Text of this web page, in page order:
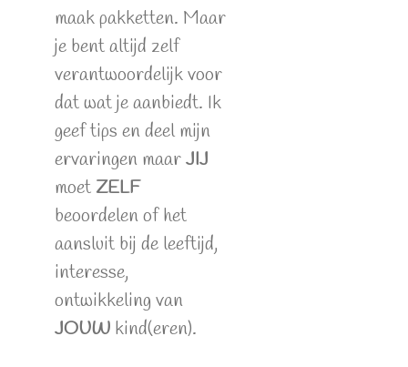
maak pakketten. Maar
je bent altijd zelf
verantwoordelijk voor
dat wat je aanbiedt. Ik
geef tips en deel mijn
ervaringen maarJIJ
moet ZELF
beoordelen of het
aansluit bij de leeftijd,
interesse,
ontwikkeling van
JOUW kind(eren).